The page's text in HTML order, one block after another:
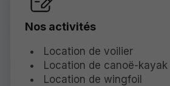
Nos activités
Location de voilier
Location de canoë-kayak
Location de wingfoil